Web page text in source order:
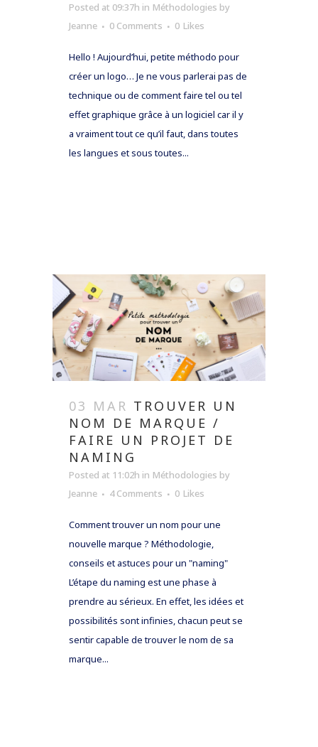
Posted at 09:37h in Méthodologies by
Jeanne
0 Comments 0 Likes
Hello ! Aujourd’hui, petite méthodo pour
créer un logo… Je ne vous parlerai pas de
technique ou de comment faire tel ou tel
effet graphique grâce à un logiciel car il y
a vraiment tout ce qu’il faut, dans toutes
les langues et sous toutes...
03 MAR TROUVER UN
NOM DE MARQUE /
FAIRE UN PROJET DE
NAMING
Posted at 11:02h in Méthodologies by
Jeanne
4 Comments 0 Likes
Comment trouver un nom pour une
nouvelle marque ? Méthodologie,
conseils et astuces pour un "naming"
L’étape du naming est une phase à
prendre au sérieux. En effet, les idées et
possibilités sont infinies, chacun peut se
sentir capable de trouver le nom de sa
marque...